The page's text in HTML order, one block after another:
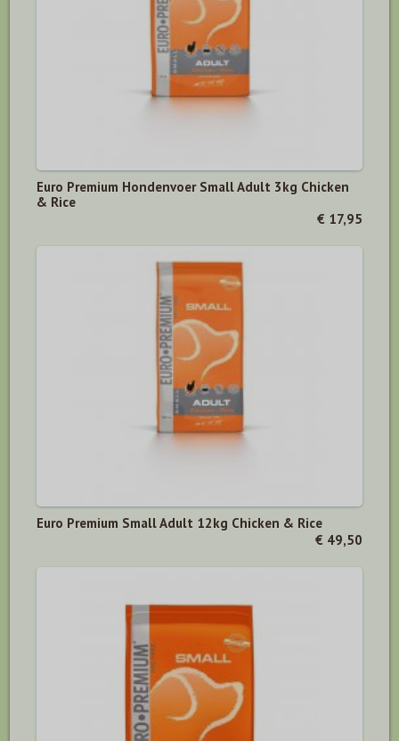
Euro Premium Hondenvoer Small Adult 3kg Chicken
& Rice
€ 17,95
Euro Premium Small Adult 12kg Chicken & Rice
€ 49,50